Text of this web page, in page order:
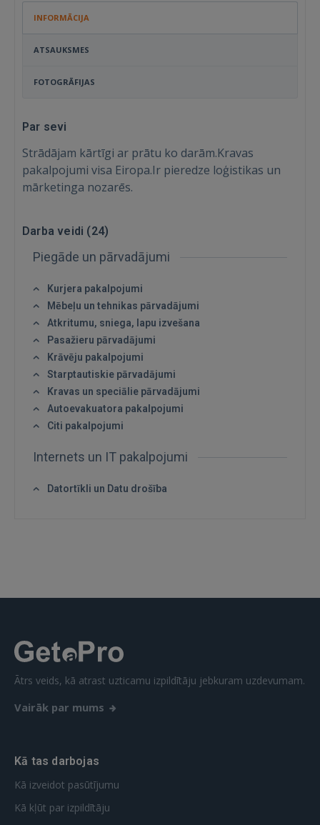
Ienākt
IENĀKT
Aizmirsāt paroli?
Vēl neesat reģistrējies?
REĢISTRĀCIJA
INFORMĀCIJA
ATSAUKSMES
FOTOGRĀFIJAS
Par sevi
Strādājam kārtīgi ar prātu ko darām.Kravas
pakalpojumi visa Eiropa.Ir pieredze loģistikas un
mārketinga nozarēs.
Darba veidi (24)
Piegāde un pārvadājumi
Kurjera pakalpojumi
Mēbeļu un tehnikas pārvadājumi
Atkritumu, sniega, lapu izvešana
Pasažieru pārvadājumi
Krāvēju pakalpojumi
Starptautiskie pārvadājumi
Kravas un speciālie pārvadājumi
Autoevakuatora pakalpojumi
Citi pakalpojumi
Internets un IT pakalpojumi
Datortīkli un Datu drošība
Ātrs veids, kā atrast uzticamu izpildītāju jebkuram uzdevumam.
Vairāk par mums
Kā tas darbojas
Kā izveidot pasūtījumu
Kā kļūt par izpildītāju